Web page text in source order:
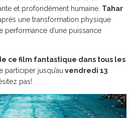
et profondément humaine. Tahar
une transformation physique
performance d’une puissance
ce film fantastique dans tous les
participer jusqu’au vendredi 13
pas!